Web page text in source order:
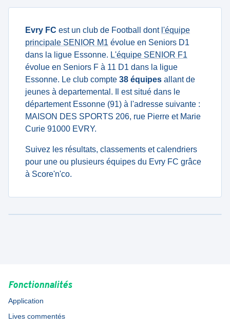
Evry FC est un club de Football dont l'équipe
principale SENIOR M1 évolue en Seniors D1
dans la ligue Essonne. L'équipe SENIOR F1
évolue en Seniors F à 11 D1 dans la ligue
Essonne. Le club compte 38 équipes allant de
jeunes à departemental. Il est situé dans le
département Essonne (91) à l'adresse suivante :
MAISON DES SPORTS 206, rue Pierre et Marie
Curie 91000 EVRY.
Suivez les résultats, classements et calendriers
pour une ou plusieurs équipes du Evry FC grâce
à Score'n'co.
Fonctionnalités
Application
Lives commentés